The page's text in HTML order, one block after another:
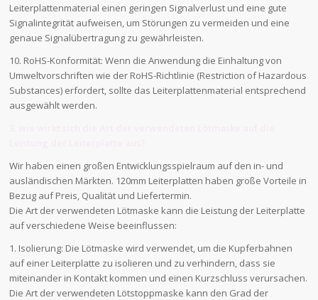
Leiterplattenmaterial einen geringen Signalverlust und eine gute
Signalintegrität aufweisen, um Störungen zu vermeiden und eine
genaue Signalübertragung zu gewährleisten.
10. RoHS-Konformität: Wenn die Anwendung die Einhaltung von
Umweltvorschriften wie der RoHS-Richtlinie (Restriction of Hazardous
Substances) erfordert, sollte das Leiterplattenmaterial entsprechend
ausgewählt werden.
Wir haben einen großen Entwicklungsspielraum auf den in- und
ausländischen Märkten. 120mm Leiterplatten haben große Vorteile in
Bezug auf Preis, Qualität und Liefertermin.
Die Art der verwendeten Lötmaske kann die Leistung der Leiterplatte
auf verschiedene Weise beeinflussen:
1. Isolierung: Die Lötmaske wird verwendet, um die Kupferbahnen
auf einer Leiterplatte zu isolieren und zu verhindern, dass sie
miteinander in Kontakt kommen und einen Kurzschluss verursachen.
Die Art der verwendeten Lötstoppmaske kann den Grad der